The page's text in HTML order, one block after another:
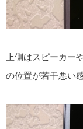
上側はスピーカー
の位置が若干悪い